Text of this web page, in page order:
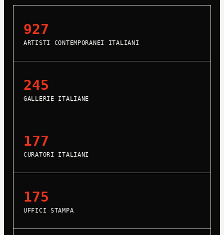
927
ARTISTI CONTEMPORANEI ITALIANI
245
GALLERIE ITALIANE
177
CURATORI ITALIANI
175
UFFICI STAMPA